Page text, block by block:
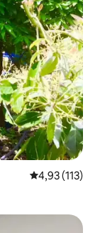
4,93 de uma
4,93 (113)